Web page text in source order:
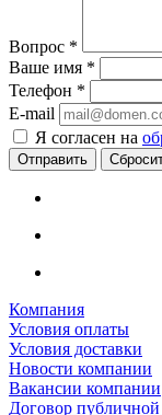
Вопрос *
Ваше имя *
Телефон *
E-mail
Я согласен на
Компания
Условия оплаты
Условия доставки
Новости компании
Вакансии компании
Договор